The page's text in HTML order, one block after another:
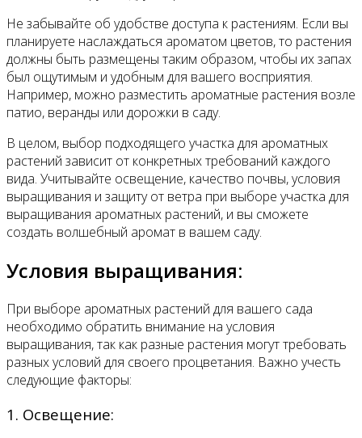
Не забывайте об удобстве доступа к растениям. Если вы
планируете наслаждаться ароматом цветов, то растения
должны быть размещены таким образом, чтобы их запах
был ощутимым и удобным для вашего восприятия.
Например, можно разместить ароматные растения возле
патио, веранды или дорожки в саду.
В целом, выбор подходящего участка для ароматных
растений зависит от конкретных требований каждого
вида. Учитывайте освещение, качество почвы, условия
выращивания и защиту от ветра при выборе участка для
выращивания ароматных растений, и вы сможете
создать волшебный аромат в вашем саду.
Условия выращивания:
При выборе ароматных растений для вашего сада
необходимо обратить внимание на условия
выращивания, так как разные растения могут требовать
разных условий для своего процветания. Важно учесть
следующие факторы:
1. Освещение: